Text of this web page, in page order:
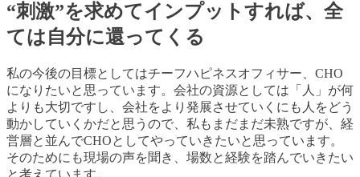
“刺激”を求めてインプットすれば、全
ては自分に還ってくる
私の今後の目標としてはチーフハピネスオフィサー、CHO
になりたいと思っています。会社の資源としては「人」が何
よりも大切ですし、会社をより発展させていくにも人をどう
動かしていくかだと思うので、私もまだまだ未熟ですが、経
営層と並んでCHOとしてやっていきたいと思っています。
そのためにも現場の声を聞き、場数と経験を踏んでいきたい